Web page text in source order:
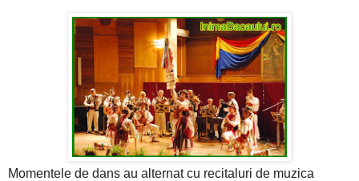
Momentele de dans au alternat cu recitaluri de muzica